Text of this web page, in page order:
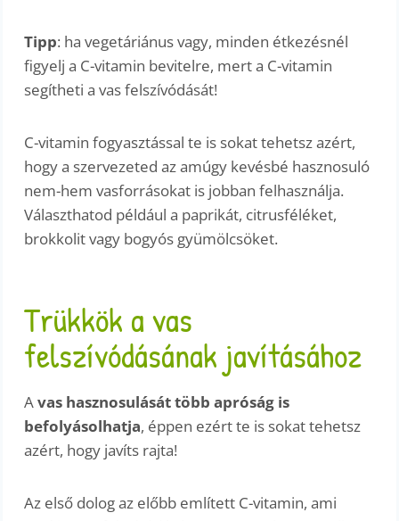
Tipp: ha vegetáriánus vagy, minden étkezésnél
figyelj a C-vitamin bevitelre, mert a C-vitamin
segítheti a vas felszívódását!
C-vitamin fogyasztással te is sokat tehetsz azért,
hogy a szervezeted az amúgy kevésbé hasznosuló
nem-hem vasforrásokat is jobban felhasználja.
Választhatod például a paprikát, citrusféléket,
brokkolit vagy bogyós gyümölcsöket.
Trükkök a vas
felszívódásának javításához
Avas hasznosulását több apróság is
befolyásolhatja, éppen ezért te is sokat tehetsz
azért, hogy javíts rajta!
Az első dolog az előbb említett C-vitamin, ami